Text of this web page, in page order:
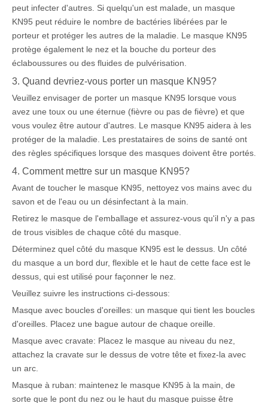
peut infecter d'autres. Si quelqu'un est malade, un masque
KN95 peut réduire le nombre de bactéries libérées par le
porteur et protéger les autres de la maladie. Le masque KN95
protège également le nez et la bouche du porteur des
éclaboussures ou des fluides de pulvérisation.
3. Quand devriez-vous porter un masque KN95?
Veuillez envisager de porter un masque KN95 lorsque vous
avez une toux ou une éternue (fièvre ou pas de fièvre) et que
vous voulez être autour d'autres. Le masque KN95 aidera à les
protéger de la maladie. Les prestataires de soins de santé ont
des règles spécifiques lorsque des masques doivent être portés.
4. Comment mettre sur un masque KN95?
Avant de toucher le masque KN95, nettoyez vos mains avec du
savon et de l'eau ou un désinfectant à la main.
Retirez le masque de l'emballage et assurez-vous qu'il n'y a pas
de trous visibles de chaque côté du masque.
Déterminez quel côté du masque KN95 est le dessus. Un côté
du masque a un bord dur, flexible et le haut de cette face est le
dessus, qui est utilisé pour façonner le nez.
Veuillez suivre les instructions ci-dessous:
Masque avec boucles d'oreilles: un masque qui tient les boucles
d'oreilles. Placez une bague autour de chaque oreille.
Masque avec cravate: Placez le masque au niveau du nez,
attachez la cravate sur le dessus de votre tête et fixez-la avec
un arc.
Masque à ruban: maintenez le masque KN95 à la main, de
sorte que le pont du nez ou le haut du masque puisse être